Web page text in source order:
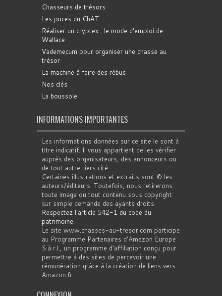
Chasseurs de trésors
Les puces du ChAT
Réaliser un cryptex : le mode d'emploi de
Wallace
Vademecum pour organiser une chasse au
trésor
La machine à faire des rébus
Nos clés
La boussole
INFORMATIONS IMPORTANTES
Les informations données sur ce site le sont à
titre indicatif. Il vous appartient de les vérifier
auprès des organisateurs, des annonceurs ou
de tout autre tiers cité.
Certaines illustrations et extraits sont © les
auteurs/éditeurs. Toutefois, nous retirerons
toute image ou tout contenu sous copyright
sur simple demande des ayants droits.
Respectez l'article 542-1 du code du
patrimoine.
Le site www.chasses-au-tresor.com participe
au Programme Partenaires d’Amazon Europe
S.à r.l., un programme d’affiliation conçu pour
permettre à des sites de percevoir une
rémunération grâce à la création de liens vers
Amazon.fr